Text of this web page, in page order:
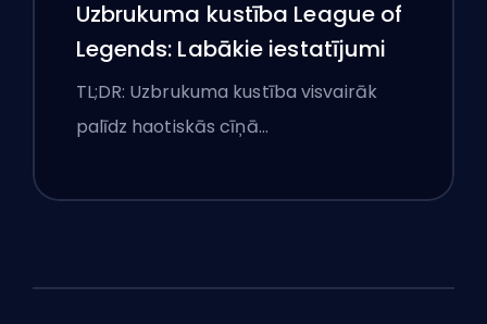
Uzbrukuma kustība League of
Legends: Labākie iestatījumi
TL;DR: Uzbrukuma kustība visvairāk
palīdz haotiskās cīņā…